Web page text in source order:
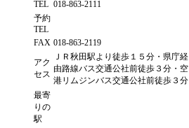
TEL 018-863-2111
予約
TEL
FAX 018-863-2119
アク
セス
ＪＲ秋田駅より徒歩１５分・県庁経
由路線バス交通公社前徒歩３分・空
港リムジンバス交通公社前徒歩３分
最寄
りの
駅